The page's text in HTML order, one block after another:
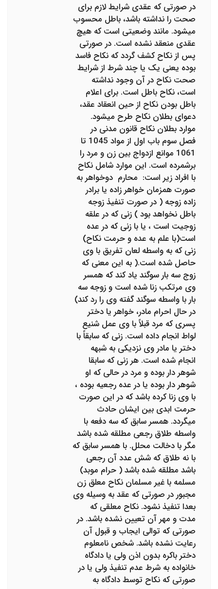
در صورتی که عقدی شرایط لازم برای
صحت را نداشته باشد، باطل محسوب
می­شود. مانند وضعیتی است که هیچ
عقدی منعقد نشده است. در صورتی
پس از نکاح کشف گردد که نکاح فاسد
بوده یعنی یک یا چند شرط از شرایط
صحت نکاح در آن وجود نداشته
است، نکاح باطل است. برای اعلام
باطل بودن نکاح از حین انعقاد عقد،
دعوای بطلان نکاح طرح می­شود.
موارد بطلان نکاح قانون مدنی در
فصل سوم باب اول از مواد 1045 تا
1061 موانع ازدواج بین زن و مرد را
برشمرده است. این موارد شامل نکاح
با افراد زیر است: محارم دوخواهر به
صورت همزمان خواهر زاده یا برادر
زاده زوجه ( در صورت تنفیذ زوجه
باطل نخواهد بود ) زنی که در علقه
زوجیت است ، یا با زنی که در عده
است(با علم به عده و حرمت نکاح)
زنی که به واسطه لعان تفریق با وی
حاصل شده است.( به این معنی که
زوج سه بار سوگند یاد کند که همسر
وی مرتکب زنا شده است و زوجه سه
بار با واسطه سوگند گفته وی را رد کند)
در حال احرام مادر، خواهر یا دختر
پسری که مرد قبلاً با وی عمل شنیع
لواط انجام داده است. زنی که سابقاً با
دختر یا مادر وی نزدیکی به شبهه
انجام شده است. هر زنی که سابقا
شوهر دار بوده و مرد در حالی که او
شوهر دار بوده یا در عده رجعیه بوده ،
با وی زنا کرده باشد که در این صورت
حرمت ابدی بین ایشان حادث
میگردد. همسر سابق که سه دفعه با
واسطه طلاق رجعی مطلقه شده باشد
مگر با دخالت محلل. با همسر سابق که
با نه طلاق که شش عدد آن رجعی
باشد مطلقه شده باشد ( حرام موبد)
مسلمه با غیر مسلمان نکاح معلق زن
مجبور در صورتی که عقد به وسیله وی
بعدا تنفیذ نشود. نکاح معلقی که
مدت و مهر آن تعیین نشده باشد. در
صورتی که توالی ایجاب و قبول آن
رعایت نشده باشد. شخص نامعلوم
دختر باکره بدون اذن ولی یا دادگاه
خانواده به شرط عدم تنفیذ ولی یا در
صورتی که نکاح توسط دادگاه به